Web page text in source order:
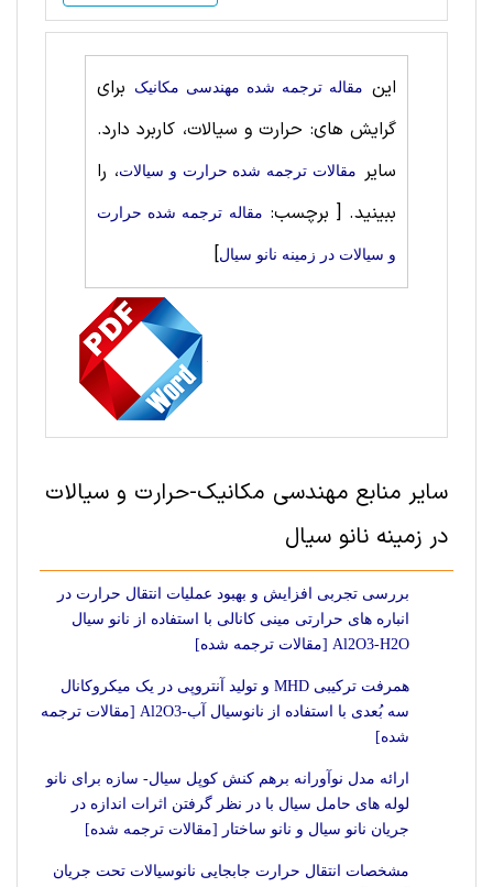
این مقاله ترجمه شده مهندسی مکانیک
برای
گرایش های: حرارت‌ و سیالات، کاربرد دارد.
سایر مقالات ترجمه شده حرارت‌ و سیالات، را
ببینید.[ برچسب: مقاله ترجمه شده حرارت‌
و سیالات در زمینه نانو سیال]
سایر منابع مهندسی مکانیک-حرارت‌ و سیالات
در زمینه نانو سیال
بررسی تجربی افزایش و بهبود عملیات انتقال حرارت در
انباره های حرارتی مینی کانالی با استفاده از نانو سیال
Al2O3-H2O [مقالات ترجمه شده]
همرفت ترکیبی MHD و تولید آنتروپی در یک میکروکانال
سه بُعدی با استفاده از نانوسیال آب-Al2O3 [مقالات ترجمه
شده]
ارائه مدل نوآورانه برهم کنش کوپل سیال- سازه برای نانو
لوله های حامل سیال با در نظر گرفتن اثرات اندازه در
جریان نانو سیال و نانو ساختار [مقالات ترجمه شده]
مشخصات انتقال حرارت جابجایی نانوسیالات تحت جریان